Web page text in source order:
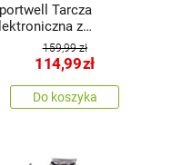
Tarcza
z
adapterem, śr. 38 cm
159,99 zł
114,99zł
Do koszyka